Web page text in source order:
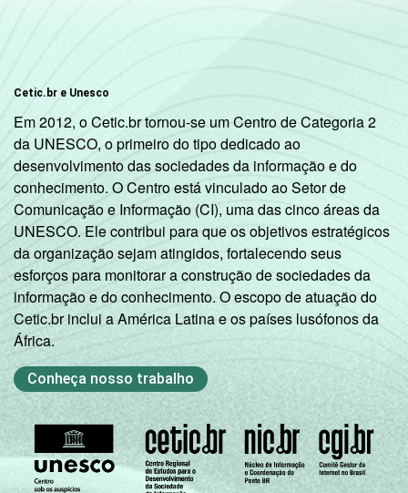
Cetic.br e Unesco
Em 2012, o Cetic.br tornou-se um Centro de Categoria 2
da UNESCO, o primeiro do tipo dedicado ao
desenvolvimento das sociedades da informação e do
conhecimento. O Centro está vinculado ao Setor de
Comunicação e Informação (CI), uma das cinco áreas da
UNESCO. Ele contribui para que os objetivos estratégicos
da organização sejam atingidos, fortalecendo seus
esforços para monitorar a construção de sociedades da
informação e do conhecimento. O escopo de atuação do
Cetic.br inclui a América Latina e os países lusófonos da
África.
Conheça nosso trabalho